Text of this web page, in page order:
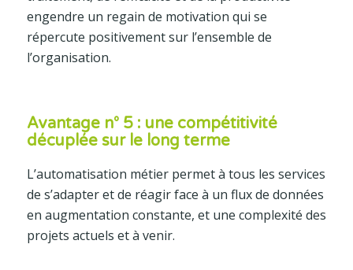
engendre un regain de motivation qui se
répercute positivement sur l’ensemble de
l’organisation.
Avantage n° 5 : une compétitivité
décuplée sur le long terme
L’automatisation métier permet à tous les services
de s’adapter et de réagir face à un flux de données
en augmentation constante, et une complexité des
projets actuels et à venir.